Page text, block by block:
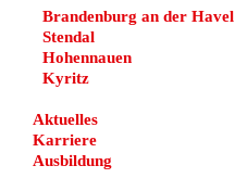
Brandenburg an der Havel
Stendal
Hohennauen
Kyritz
Aktuelles
Karriere
Ausbildung